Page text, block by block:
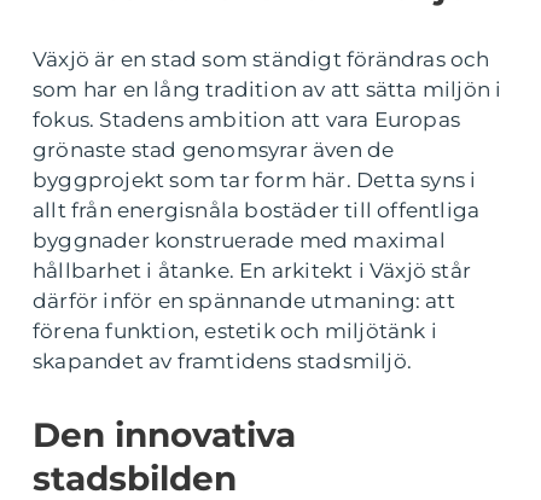
Växjö är en stad som ständigt förändras och
som har en lång tradition av att sätta miljön i
fokus. Stadens ambition att vara Europas
grönaste stad genomsyrar även de
byggprojekt som tar form här. Detta syns i
allt från energisnåla bostäder till offentliga
byggnader konstruerade med maximal
hållbarhet i åtanke. En arkitekt i Växjö står
därför inför en spännande utmaning: att
förena funktion, estetik och miljötänk i
skapandet av framtidens stadsmiljö.
Den innovativa
stadsbilden